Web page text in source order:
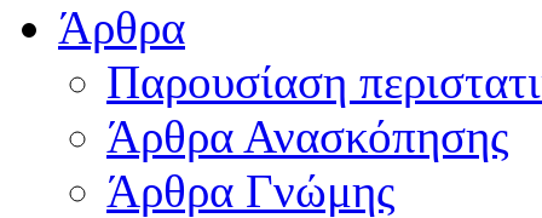
Άρθρα
Παρουσίαση
Άρθρα Ανασκόπησης
Άρθρα Γνώμης